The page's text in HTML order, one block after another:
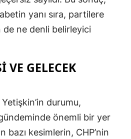
yanı sıra, partilere
ne denli belirleyici
VE GELECEK
durumu,
önemli bir yer
bazı kesimlerin, CHP’nin